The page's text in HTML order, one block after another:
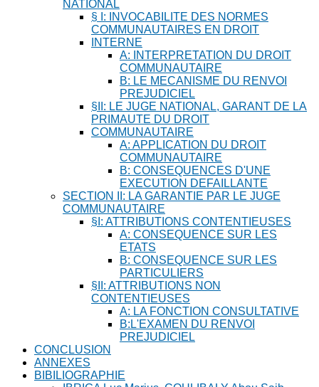
NATIONAL
§ I: INVOCABILITE DES NORMES
COMMUNAUTAIRES EN DROIT
INTERNE
A: INTERPRETATION DU DROIT
COMMUNAUTAIRE
B: LE MECANISME DU RENVOI
PREJUDICIEL
§II: LE JUGE NATIONAL, GARANT DE LA
PRIMAUTE DU DROIT
COMMUNAUTAIRE
A: APPLICATION DU DROIT
COMMUNAUTAIRE
B: CONSEQUENCES D'UNE
EXECUTION DEFAILLANTE
SECTION II: LA GARANTIE PAR LE JUGE
COMMUNAUTAIRE
§I: ATTRIBUTIONS CONTENTIEUSES
A: CONSEQUENCE SUR LES
ETATS
B: CONSEQUENCE SUR LES
PARTICULIERS
§II: ATTRIBUTIONS NON
CONTENTIEUSES
A: LA FONCTION CONSULTATIVE
B:L'EXAMEN DU RENVOI
PREJUDICIEL
CONCLUSION
ANNEXES
BIBILIOGRAPHIE